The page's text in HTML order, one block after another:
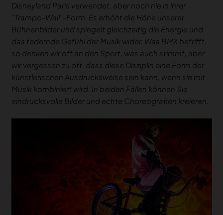
Disneyland Paris verwendet, aber noch nie in ihrer
“Trampo-Wall”-Form. Es erhöht die Höhe unserer
Bühnenbilder und spiegelt gleichzeitig die Energie und
das federnde Gefühl der Musik wider. Was BMX betrifft,
so denken wir oft an den Sport, was auch stimmt, aber
wir vergessen zu oft, dass diese Disziplin eine Form der
künstlerischen Ausdrucksweise sein kann, wenn sie mit
Musik kombiniert wird. In beiden Fällen können Sie
eindrucksvolle Bilder und echte Choreografien kreieren.